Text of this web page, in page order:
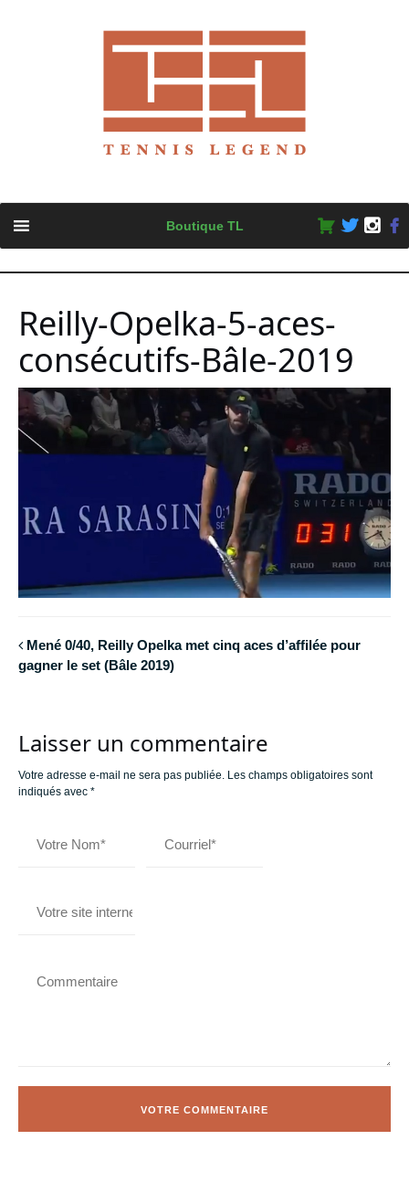
content
Boutique TL
Reilly-Opelka-5-aces-
consécutifs-Bâle-2019
Mené 0/40, Reilly Opelka met cinq aces d’affilée pour
gagner le set (Bâle 2019)
Laisser un commentaire
Votre adresse e-mail ne sera pas publiée. Les champs obligatoires sont
indiqués avec *